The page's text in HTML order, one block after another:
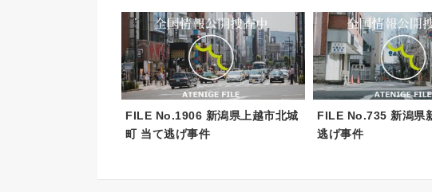
FILE No.1906 新潟県上越市北城
町 当て逃げ事件
FILE No.735 新潟県
逃げ事件